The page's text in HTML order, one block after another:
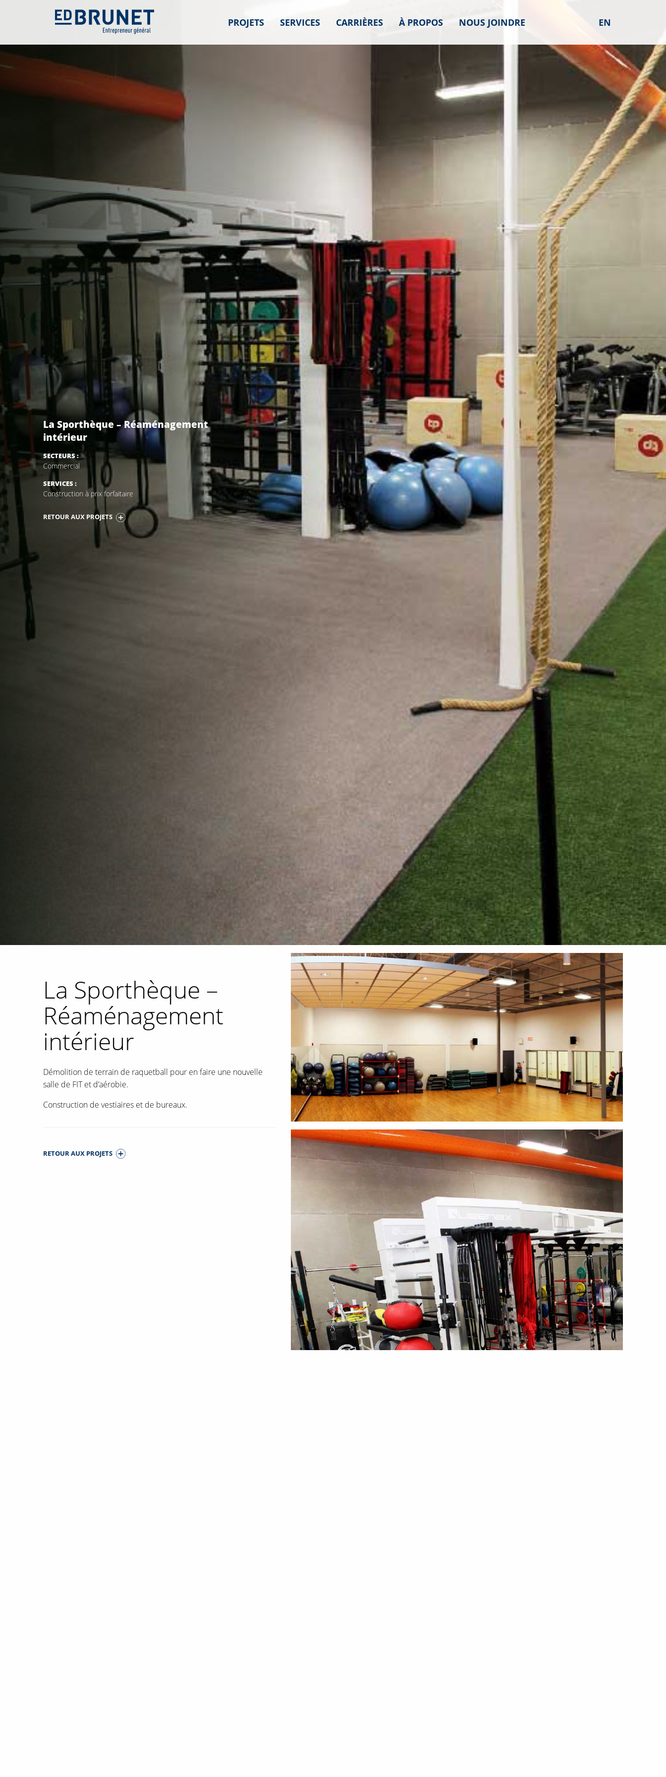
PROJETS SERVICES CARRIÈRES À PROPOS NOUS JOINDRE EN
La Sporthèque – Réaménagement
intérieur
SECTEURS :
Commercial
SERVICES :
Construction à prix forfaitaire
RETOUR AUX PROJETS
La Sporthèque –
Réaménagement
intérieur
Démolition de terrain de raquetball pour en faire une nouvelle
salle de FIT et d’aérobie.
Construction de vestiaires et de bureaux.
RETOUR AUX PROJETS